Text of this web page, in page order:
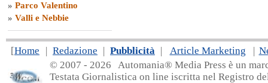
» Parco Valentino
» Valli e Nebbie
[Home | Redazione | Pubblicità | Article Marketing |
© 2007 - 2026 Automania® Media Press è un
Testata Giornalistica on line iscritta nel Registro